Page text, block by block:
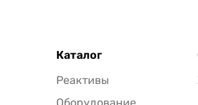
Каталог
Реактивы
Оборудование